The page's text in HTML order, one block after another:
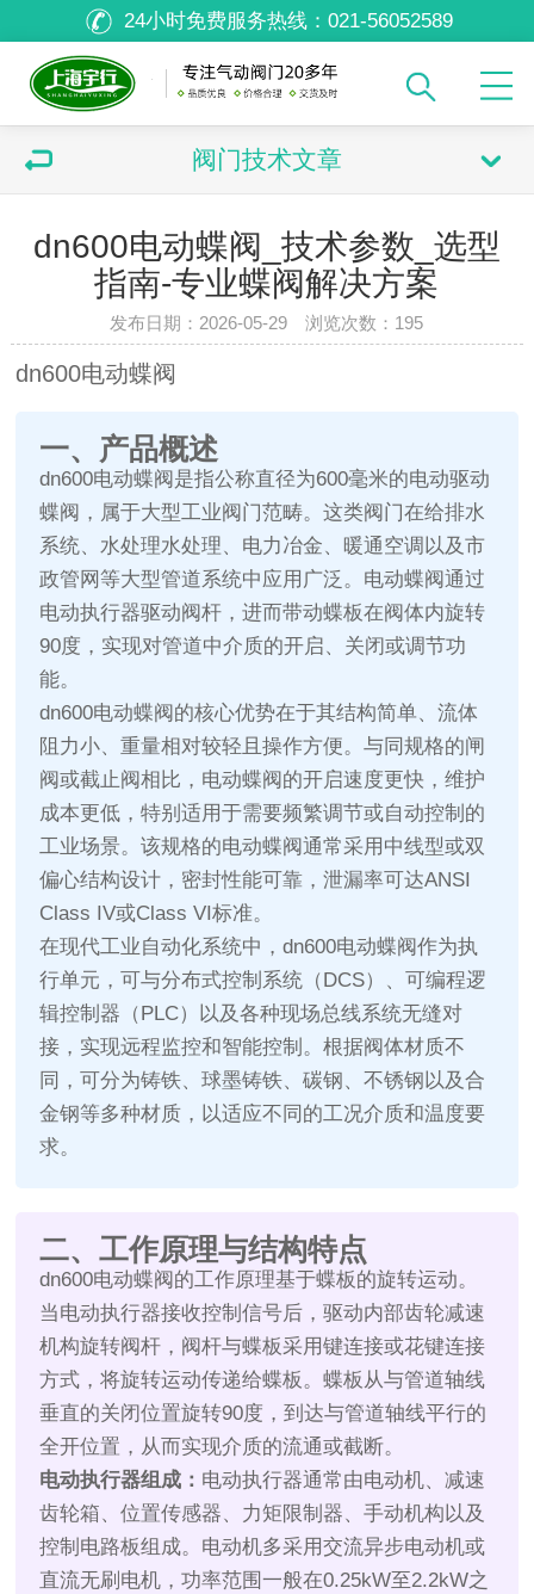
24小时免费服务热线： 021-56052589
阀门技术文章
dn600电动蝶阀_技术参数_选型
指南-专业蝶阀解决方案
发布日期：2026-05-29 浏览次数： 195
dn600电动蝶阀
一、产品概述
dn600电动蝶阀是指公称直径为600毫米的电动驱动
蝶阀，属于大型工业阀门范畴。这类阀门在给排水
系统、水处理水处理、电力冶金、暖通空调以及市
政管网等大型管道系统中应用广泛。电动蝶阀通过
电动执行器驱动阀杆，进而带动蝶板在阀体内旋转
90度，实现对管道中介质的开启、关闭或调节功
能。
dn600电动蝶阀的核心优势在于其结构简单、流体
阻力小、重量相对较轻且操作方便。与同规格的闸
阀或截止阀相比，电动蝶阀的开启速度更快，维护
成本更低，特别适用于需要频繁调节或自动控制的
工业场景。该规格的电动蝶阀通常采用中线型或双
偏心结构设计，密封性能可靠，泄漏率可达ANSI
Class IV或Class VI标准。
在现代工业自动化系统中，dn600电动蝶阀作为执
行单元，可与分布式控制系统（DCS）、可编程逻
辑控制器（PLC）以及各种现场总线系统无缝对
接，实现远程监控和智能控制。根据阀体材质不
同，可分为铸铁、球墨铸铁、碳钢、不锈钢以及合
金钢等多种材质，以适应不同的工况介质和温度要
求。
二、工作原理与结构特点
dn600电动蝶阀的工作原理基于蝶板的旋转运动。
当电动执行器接收控制信号后，驱动内部齿轮减速
机构旋转阀杆，阀杆与蝶板采用键连接或花键连接
方式，将旋转运动传递给蝶板。蝶板从与管道轴线
垂直的关闭位置旋转90度，到达与管道轴线平行的
全开位置，从而实现介质的流通或截断。
电动执行器组成： 电动执行器通常由电动机、减速
齿轮箱、位置传感器、力矩限制器、手动机构以及
控制电路板组成。电动机多采用交流异步电动机或
直流无刷电机，功率范围一般在0.25kW至2.2kW之